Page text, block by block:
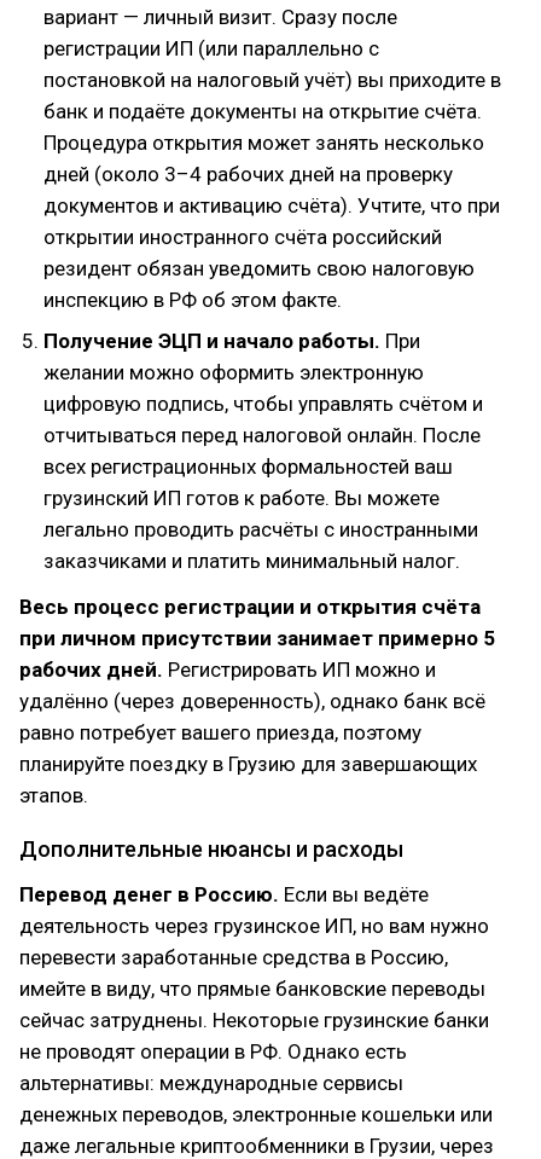
вариант — личный визит. Сразу после
регистрации ИП (или параллельно с
постановкой на налоговый учёт) вы приходите в
банк и подаёте документы на открытие счёта.
Процедура открытия может занять несколько
дней (около 3–4 рабочих дней на проверку
документов и активацию счёта). Учтите, что при
открытии иностранного счёта российский
резидент обязан уведомить свою налоговую
инспекцию в РФ об этом факте.
Получение ЭЦП и начало работы. При
желании можно оформить электронную
цифровую подпись, чтобы управлять счётом и
отчитываться перед налоговой онлайн. После
всех регистрационных формальностей ваш
грузинский ИП готов к работе. Вы можете
легально проводить расчёты с иностранными
заказчиками и платить минимальный налог.
Весь процесс регистрации и открытия счёта
при личном присутствии занимает примерно 5
рабочих дней. Регистрировать ИП можно и
удалённо (через доверенность), однако банк всё
равно потребует вашего приезда, поэтому
планируйте поездку в Грузию для завершающих
этапов.
Дополнительные нюансы и расходы
Перевод денег в Россию. Если вы ведёте
деятельность через грузинское ИП, но вам нужно
перевести заработанные средства в Россию,
имейте в виду, что прямые банковские переводы
сейчас затруднены. Некоторые грузинские банки
не проводят операции в РФ. Однако есть
альтернативы: международные сервисы
денежных переводов, электронные кошельки или
даже легальные криптообменники в Грузии, через